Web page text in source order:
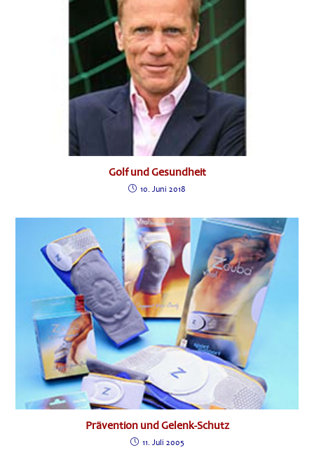
Golf und Gesundheit
10. Juni 2018
Prävention und Gelenk-Schutz
11. Juli 2005